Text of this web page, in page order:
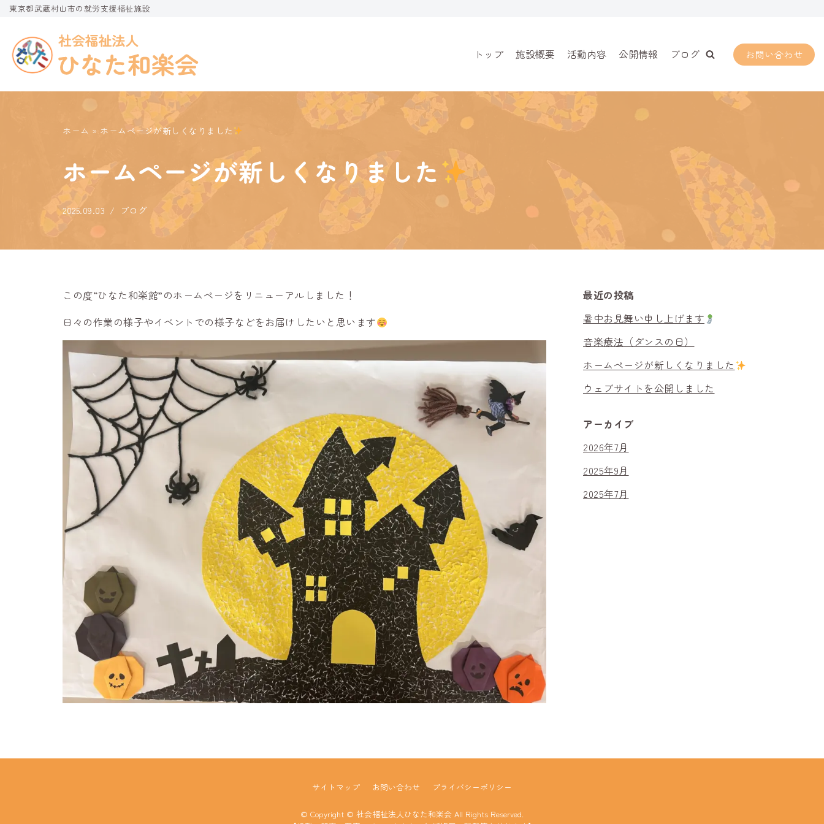
ン
テ
東京都武蔵村山市の就労支援福祉施設
トップ 施設概要 活動内容 公開情報 ブログ お問い合わせ
ホーム » ホームページが新しくなりました
ホームページが新しくなりました
2025.09.03 ブログ
この度“ひなた和楽館”のホームページをリニューアルしました！
日々の作業の様子やイベントでの様子などをお届けしたいと思います
最近の投稿
暑中お見舞い申し上げます
音楽療法（ダンスの日）
ホームページが新しくなりました
ウェブサイトを公開しました
アーカイブ
2026年7月
2025年9月
2025年7月
サイトマップ お問い合わせ プライバシーポリシー
© Copyright © 社会福祉法人ひなた和楽会 All Rights Reserved.